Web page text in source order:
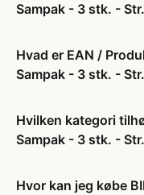
Sampak - 3 stk. -
Hvad er EAN /
Sampak - 3 stk. -
Hvilken kategori
Sampak - 3 stk. -
Hvor kan jeg købe